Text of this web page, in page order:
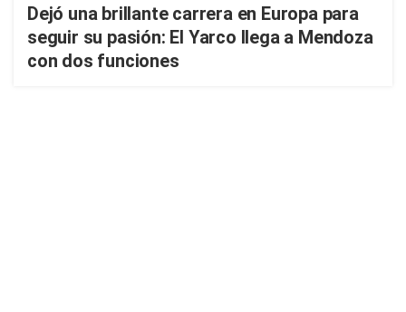
Dejó una brillante carrera en Europa para
seguir su pasión: El Yarco llega a Mendoza
con dos funciones